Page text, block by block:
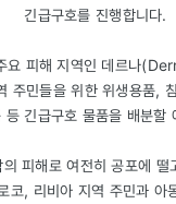
긴급구호를 진행합니다.
요 피해 지역인 데르나
주민들을 위한 위생용품,
등 긴급구호 물품을 배분할
의 피해로 여전히 공포에 떨
코, 리비아 지역 주민과 아